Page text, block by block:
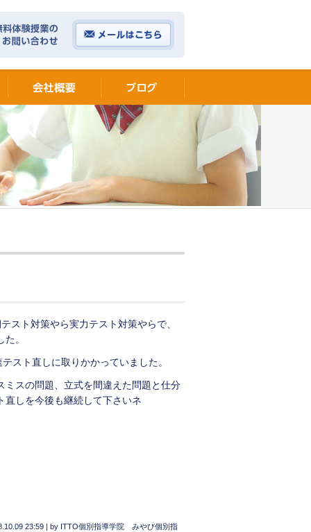
スト対策やら実力テスト対策やらで、
。
スト直しに取りかかっていました。
スの問題、立式を間違えた問題と仕分
直しを今後も継続して下さいネ
23:59 | by ITTO個別指導学院 みやび個別指